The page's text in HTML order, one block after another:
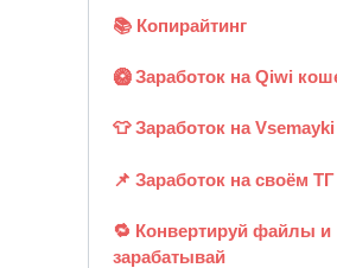
📚 Копирайтинг
🥝 Заработок на Qiwi
👕 Заработок на Vsemayki
📌 Заработок на своём
🔁 Конвертируй файлы и
зарабатывай